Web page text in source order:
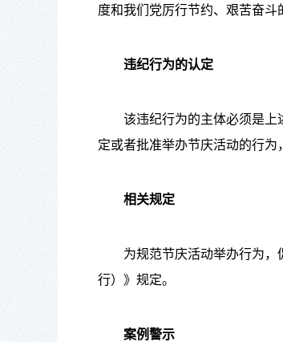
度和我们党厉行节约、艰苦奋斗
违纪行为的认定
该违纪行为的主体必须是上述
定或者批准举办节庆活动的行为
相关规定
为规范节庆活动举办行为，促
行）》规定。
案例警示